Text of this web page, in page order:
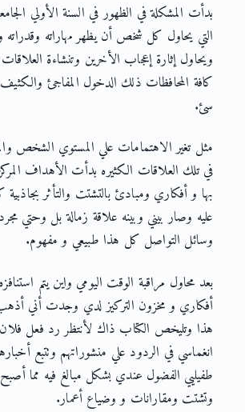
بدأت المشكلة في الظهور في السنة الأولي
التي يحاول كل شخص أن يظهر مهاراته
ويحاول إثارة إعجاب الأخرين وتنشاءة
كافة المحافظات ذلك الدخول المفاجئ
سئ.
مثل تغير الاهتمامات علي المستوي الشخص
في تلك العلاقات الكثيره بدأت الأهداف
بها و أفكاري ومبادئ بالتشتت والتأثر
عليه وصار بيني وبينه علاقة زمالة بل وحتي
وسائل التواصل كل هذا طبيعي و مفهوم.
بعد محاول مراقبة الوقت اليومي واين يتم
أفكاري و مخزون التركيز لدي وجدت أني
هذا وتليخص الكتاب ذاك لأنتظر رد فعل
انغماسي في الردود علي منشوراتهم وتتبع
طفيليي الفضول عندي بشكل مبالغ فيه مما
وتشتت ومقارانات و وضياع أعمار.